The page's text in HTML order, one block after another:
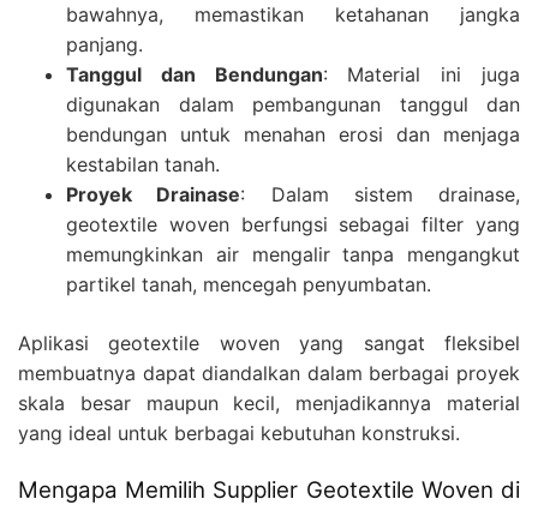
bawahnya, memastikan ketahanan jangka
panjang.
Tanggul dan Bendungan: Material ini juga
digunakan dalam pembangunan tanggul dan
bendungan untuk menahan erosi dan menjaga
kestabilan tanah.
Proyek Drainase: Dalam sistem drainase,
geotextile woven berfungsi sebagai filter yang
memungkinkan air mengalir tanpa mengangkut
partikel tanah, mencegah penyumbatan.
Aplikasi geotextile woven yang sangat fleksibel
membuatnya dapat diandalkan dalam berbagai proyek
skala besar maupun kecil, menjadikannya material
yang ideal untuk berbagai kebutuhan konstruksi.
Mengapa Memilih Supplier Geotextile Woven di